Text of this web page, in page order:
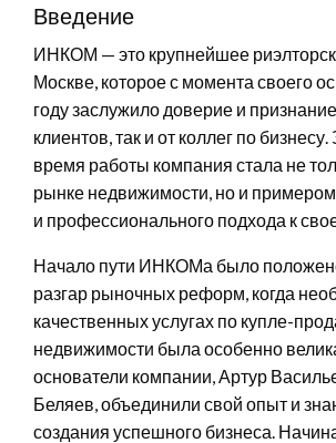
Введение
ИНКОМ — это крупнейшее
Москве, которое с момента своего
году заслужило доверие и
клиентов, так и от коллег по
время работы компания стала не
рынке недвижимости, но и
и профессионального подхода к
Начало пути ИНКОМа было
разгар рыночных реформ, когда
качественных услугах по купле-
недвижимости была особенно
основатели компании, Артур
Беляев, объединили свой опыт и
создания успешного бизнеса.